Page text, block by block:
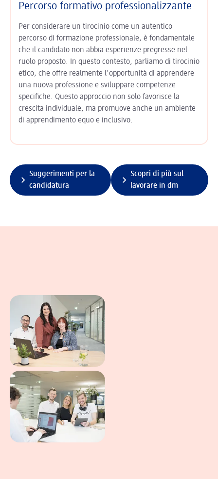
Percorso formativo professionalizzante
Per considerare un tirocinio come un autentico
percorso di formazione professionale, è fondamentale
che il candidato non abbia esperienze pregresse nel
ruolo proposto. In questo contesto, parliamo di tirocinio
etico, che offre realmente l'opportunità di apprendere
una nuova professione e sviluppare competenze
specifiche. Questo approccio non solo favorisce la
crescita individuale, ma promuove anche un ambiente
di apprendimento equo e inclusivo.
Suggerimenti per la
candidatura
Scopri di più sul
lavorare in dm